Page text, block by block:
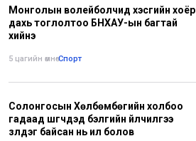
Монголын волейболчид хэсгийн хоёр
дахь тоглолтоо БНХАУ-ын багтай
хийнэ
5 цагийн өмнө•Спорт
Солонгосын Хөлбөмбөгийн холбоо
гадаад шүүгчдэд бэлгийн үйлчилгээ
үзүүлдэг байсан нь ил болов